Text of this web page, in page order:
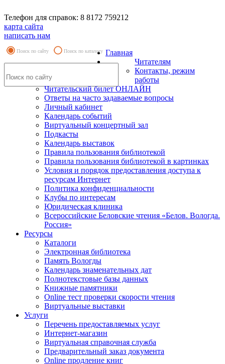
Телефон для справок: 8 8172 759212
карта сайта
написать нам
Поиск по сайту Поиск по каталогу Главная
Читателям
Контакты, режим
работы
Читательский билет ОНЛАЙН
Ответы на часто задаваемые вопросы
Личный кабинет
Календарь событий
Виртуальный концертный зал
Подкасты
Календарь выставок
Правила пользования библиотекой
Правила пользования библиотекой в картинках
Условия и порядок предоставления доступа к
ресурсам Интернет
Политика конфиденциальности
Клубы по интересам
Юридическая клиника
Всероссийские Беловские чтения «Белов. Вологда.
Россия»
Ресурсы
Каталоги
Электронная библиотека
Память Вологды
Календарь знаменательных дат
Полнотекстовые базы данных
Книжные памятники
Online тест проверки скорости чтения
Виртуальные выставки
Услуги
Перечень предоставляемых услуг
Интернет-магазин
Виртуальная справочная служба
Предварительный заказ документа
Online продление книг